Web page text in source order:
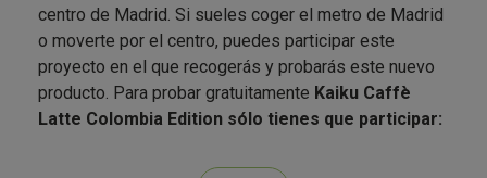
centro de Madrid. Si sueles coger el metro de Madrid
o moverte por el centro, puedes participar este
proyecto en el que recogerás y probarás este nuevo
producto. Para probar gratuitamente Kaiku Caffè
Latte Colombia Edition sólo tienes que participar: